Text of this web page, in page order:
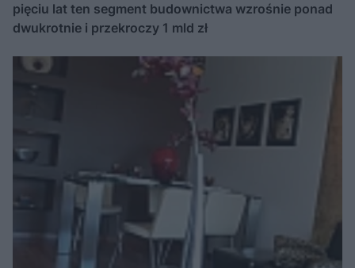
pięciu lat ten segment budownictwa wzrośnie ponad
dwukrotnie i przekroczy 1 mld zł